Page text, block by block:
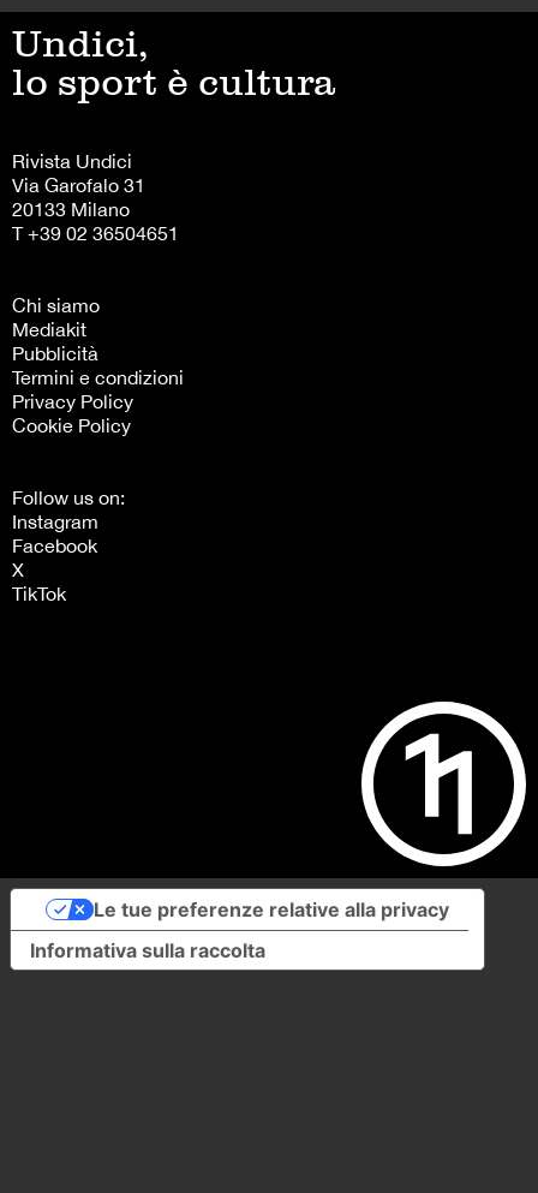
Undici,
lo sport è cultura
Rivista Undici
Via Garofalo 31
20133 Milano
T +39 02 36504651
Chi siamo
Mediakit
Pubblicità
Termini e condizioni
Privacy Policy
Cookie Policy
Follow us on:
Instagram
Facebook
X
TikTok
Informativa sulla raccolta
Le tue preferenze relative alla privacy